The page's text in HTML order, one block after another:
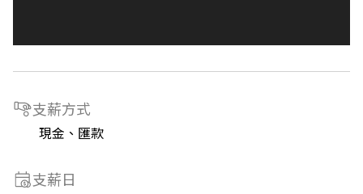
支薪方式
現金、匯款
支薪日